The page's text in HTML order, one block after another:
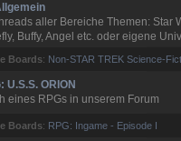
aller Bereiche Themen: Star
Buffy, Angel etc. oder eigene
Boards: Non-STAR TREK Science-
U.S.S. ORION
eines RPGs in unserem Forum
Boards: RPG: Ingame - Episode I